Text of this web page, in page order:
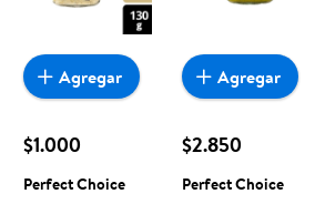
$1.000
Perfect Choice
Agregar
$2.850
Perfect Choice
Agregar